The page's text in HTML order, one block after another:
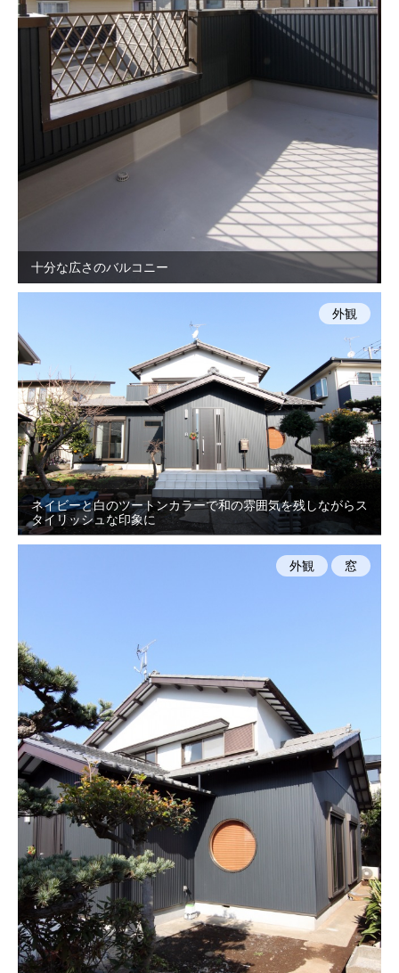
十分な広さのバルコニー
ネイビーと白のツートンカラーで和の雰囲気を残しながらス
タイリッシュな印象に
外観
外観 窓